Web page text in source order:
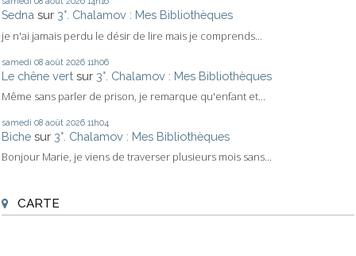
Sedna sur 3°. Chalamov : Mes Bibliothèques
je n'ai jamais perdu le désir de lire mais je comprends...
samedi 08 août 2026 11h06
Le chêne vert sur 3°. Chalamov : Mes Bibliothèques
Même sans parler de prison, je remarque qu'enfant et...
samedi 08 août 2026 11h04
Biche sur 3°. Chalamov : Mes Bibliothèques
Bonjour Marie, je viens de traverser plusieurs mois sans...
CARTE